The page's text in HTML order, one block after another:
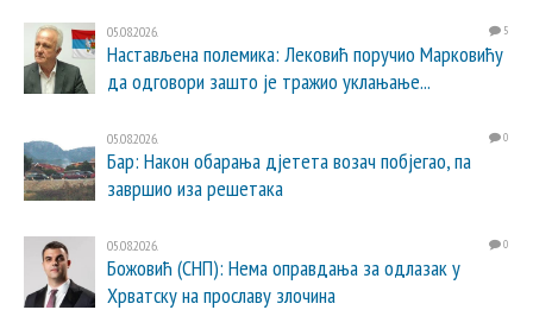
05.08.2026. 5
Настављена полемика: Лековић поручио Марковићу
да одговори зашто је тражио уклањање...
05.08.2026. 0
Бар: Након обарања дјетета возач побјегао, па
завршио иза решетака
05.08.2026. 0
Божовић (СНП): Нема оправдања за одлазак у
Хрватску на прославу злочина